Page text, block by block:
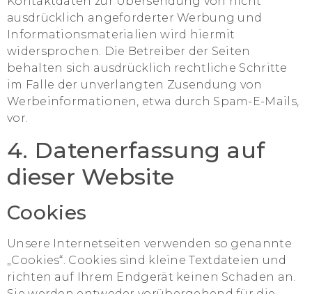
ausdrücklich angeforderter Werbung und
Informationsmaterialien wird hiermit
widersprochen. Die Betreiber der Seiten
behalten sich ausdrücklich rechtliche Schritte
im Falle der unverlangten Zusendung von
Werbeinformationen, etwa durch Spam-E-Mails,
vor.
4. Datenerfassung auf
dieser Website
Cookies
Unsere Internetseiten verwenden so genannte
„Cookies“. Cookies sind kleine Textdateien und
richten auf Ihrem Endgerät keinen Schaden an.